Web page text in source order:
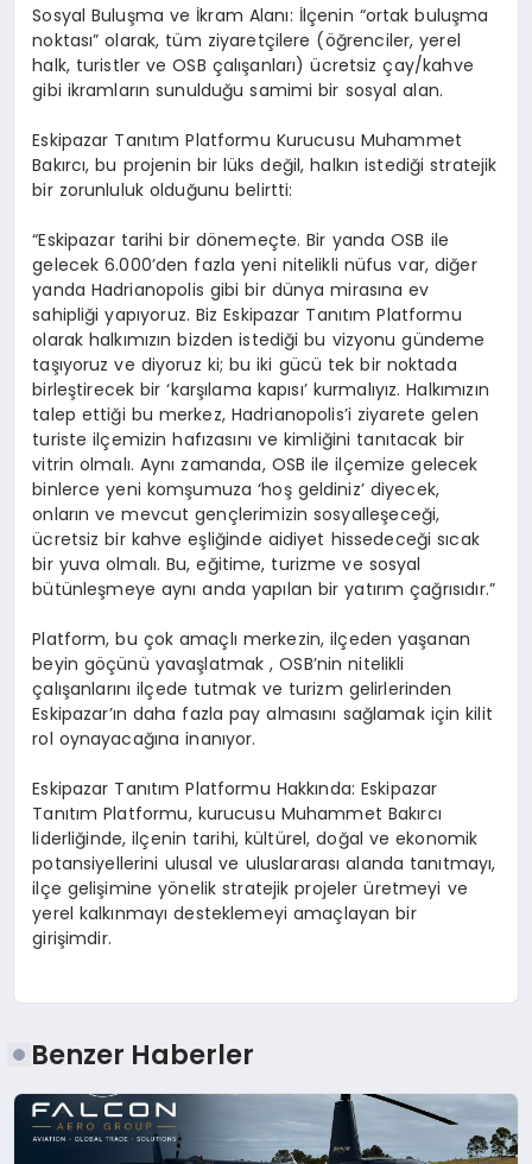
Sosyal Buluşma ve İkram Alanı: İlçenin “ortak buluşma
noktası” olarak, tüm ziyaretçilere (öğrenciler, yerel
halk, turistler ve OSB çalışanları) ücretsiz çay/kahve
gibi ikramların sunulduğu samimi bir sosyal alan.
Eskipazar Tanıtım Platformu Kurucusu Muhammet
Bakırcı, bu projenin bir lüks değil, halkın istediği stratejik
bir zorunluluk olduğunu belirtti:
“Eskipazar tarihi bir dönemeçte. Bir yanda OSB ile
gelecek 6.000’den fazla yeni nitelikli nüfus var, diğer
yanda Hadrianopolis gibi bir dünya mirasına ev
sahipliği yapıyoruz. Biz Eskipazar Tanıtım Platformu
olarakhalkımızın bizden istediği bu vizyonu gündeme
taşıyoruz ve diyoruz ki; bu iki gücü tek bir noktada
birleştirecek bir ‘karşılama kapısı’ kurmalıyız. Halkımızın
talep ettiği bu merkez, Hadrianopolis’i ziyarete gelen
turiste ilçemizin hafızasını ve kimliğini tanıtacak bir
vitrin olmalı. Aynı zamanda, OSB ile ilçemize gelecek
binlerce yeni komşumuza ‘hoş geldiniz’ diyecek,
onların ve mevcut gençlerimizin sosyalleşeceği,
ücretsiz bir kahve eşliğinde aidiyet hissedeceği sıcak
bir yuva olmalı. Bu, eğitime, turizme ve sosyal
bütünleşmeye aynı anda yapılan bir yatırım çağrısıdır.”
Platform, bu çok amaçlı merkezin, ilçeden yaşanan
beyin göçünü yavaşlatmak , OSB’nin nitelikli
çalışanlarını ilçede tutmak ve turizm gelirlerinden
Eskipazar’ın daha fazla pay almasını sağlamak için kilit
rol oynayacağına inanıyor.
Eskipazar Tanıtım Platformu Hakkında: Eskipazar
Tanıtım Platformu, kurucusu Muhammet Bakırcı
liderliğinde, ilçenin tarihi, kültürel, doğal ve ekonomik
potansiyellerini ulusal ve uluslararası alanda tanıtmayı,
ilçe gelişimine yönelik stratejik projeler üretmeyi ve
yerel kalkınmayı desteklemeyi amaçlayan bir
girişimdir.
Benzer Haberler